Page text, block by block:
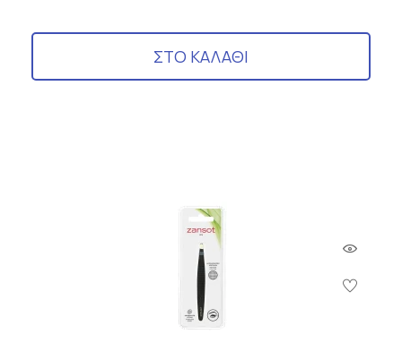
ΣΤΟ ΚΑΛΑΘΙ